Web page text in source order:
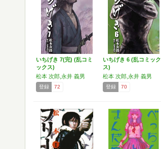
いちげき 7(完) (乱コミ
ックス)
松本 次郎,永井 義男
登録 72
いちげき 6 (乱コミック
ス)
松本 次郎,永井 義男
登録 70